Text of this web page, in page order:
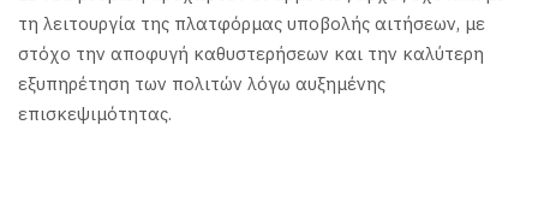
τη λειτουργία της πλατφόρμας υποβολής αιτήσεων, με
στόχο την αποφυγή καθυστερήσεων και την καλύτερη
εξυπηρέτηση των πολιτών λόγω αυξημένης
επισκεψιμότητας.